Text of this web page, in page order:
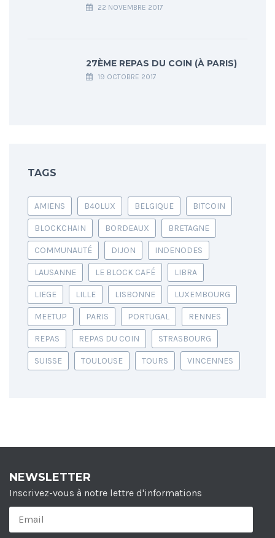
22 NOVEMBRE 2017
27ÈME REPAS DU COIN (À PARIS)
19 OCTOBRE 2017
TAGS
AMIENS B40LUX BELGIQUE BITCOIN
BLOCKCHAIN BORDEAUX BRETAGNE
COMMUNAUTÉ DIJON INDENODES
LAUSANNE LE BLOCK CAFÉ LIBRA
LIEGE LILLE LISBONNE LUXEMBOURG
MEETUP PARIS PORTUGAL RENNES
REPAS REPAS DU COIN STRASBOURG
SUISSE TOULOUSE TOURS VINCENNES
NEWSLETTER
Inscrivez-vous à notre lettre d'informations